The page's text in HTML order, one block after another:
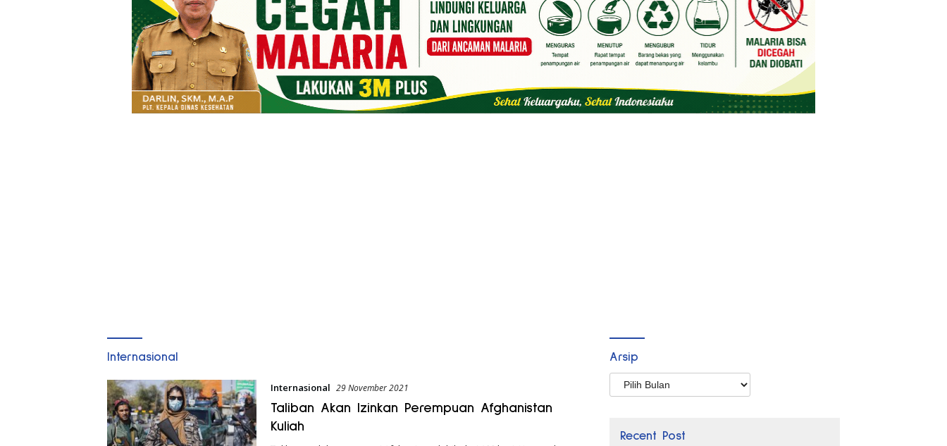
Internasional
Internasional 29 November 2021
Taliban Akan Izinkan Perempuan Afghanistan
Kuliah
Arsip
Arsip
Recent Post